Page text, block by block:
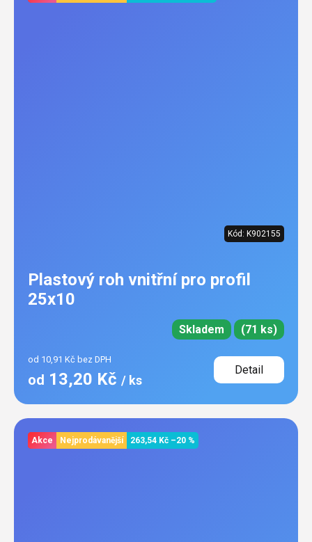
Kód: K902155
Plastový roh vnitřní pro profil
25x10
Skladem (71 ks)
od 10,91 Kč bez DPH
od 13,20 Kč / ks
Detail
Akce Nejprodávanější 263,54 Kč –20 %